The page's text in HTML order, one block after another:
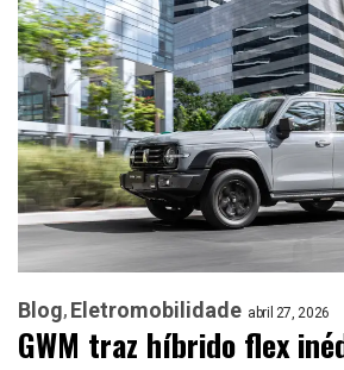
Blog Eletromobilidade abril 27, 2026
GWM traz híbrido flex